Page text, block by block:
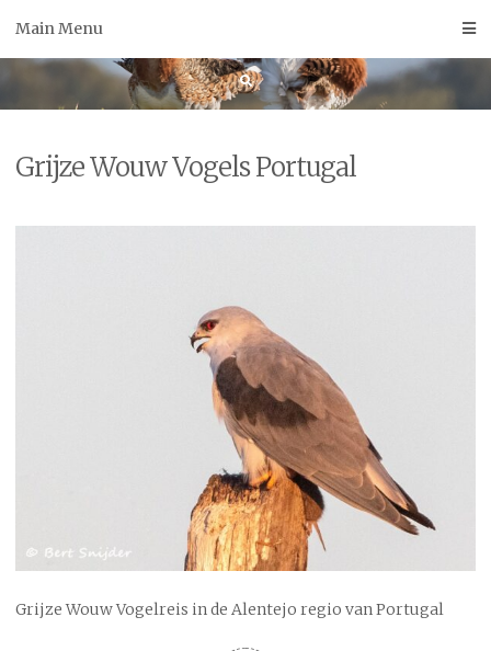
Main Menu
Grijze Wouw Vogels Portugal
Grijze Wouw Vogelreis in de Alentejo regio van Portugal